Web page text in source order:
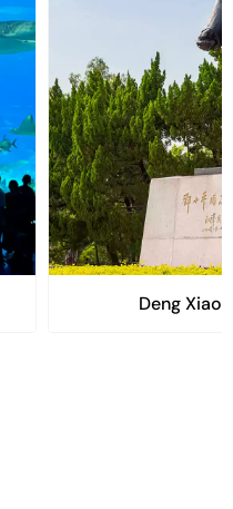
Deng